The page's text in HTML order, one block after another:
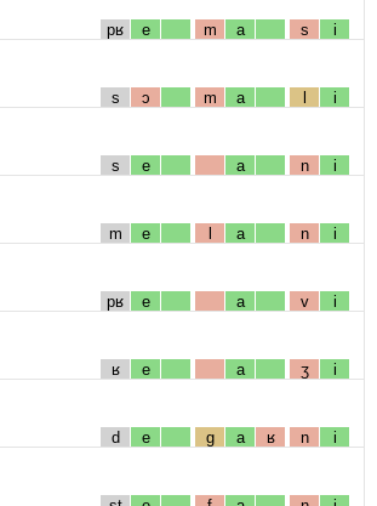
pʁ e m a s i
s ɔ m a l i
s e a n i
m e l a n i
pʁ e a v i
ʁ e a ʒ i
d e g a ʁ n i